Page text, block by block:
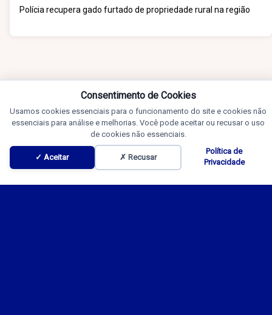
Polícia recupera gado furtado de propriedade rural na região
Notícias
Consentimento de Cookies
Usamos cookies essenciais para o funcionamento do site e cookies não
essenciais para análise e melhorias. Você pode aceitar ou recusar o uso
de cookies não essenciais.
✓ Aceitar ✗ Recusar
Política de
Privacidade